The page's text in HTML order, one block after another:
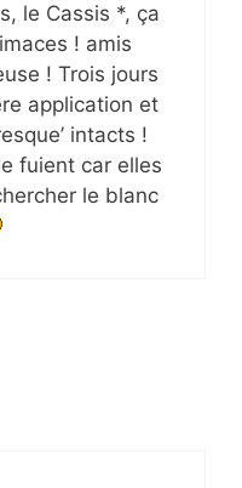
le Cassis *, ça
! amis
! Trois jours
application et
intacts !
fuient car elles
le blanc